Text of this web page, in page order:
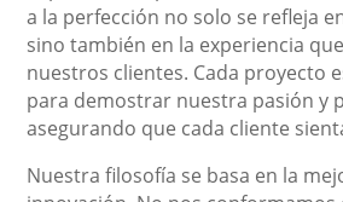
a la perfección no solo se refleja
sino también en la experiencia
nuestros clientes. Cada proyecto
para demostrar nuestra pasión y
asegurando que cada cliente
Nuestra filosofía se basa en la